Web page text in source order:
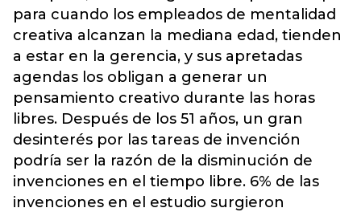
para cuando los empleados de mentalidad
creativa alcanzan la mediana edad, tienden
a estar en la gerencia, y sus apretadas
agendas los obligan a generar un
pensamiento creativo durante las horas
libres. Después de los 51 años, un gran
desinterés por las tareas de invención
podría ser la razón de la disminución de
invenciones en el tiempo libre. 6% de las
invenciones en el estudio surgieron